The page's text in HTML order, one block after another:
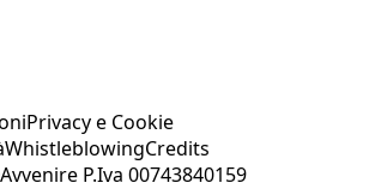
Privacy e Cookie
WhistleblowingCredits
P.Iva 00743840159